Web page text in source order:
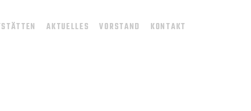
AKTUELLES VORSTAND KONTAKT